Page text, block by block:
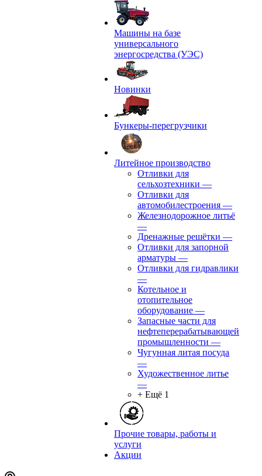
Машины на базе
универсального
энергосредства (УЭС)
Новинки
Бункеры-перегрузчики
Литейное производство
Отливки для
сельхозтехники —
Отливки для
автомобилестроения —
Железнодорожное литьё
—
Дренажные решётки —
Отливки для запорной
арматуры —
Отливки для гидравлики
—
Котельное и
отопительное
оборудование —
Запасные части для
нефтеперерабатывающей
промышленности —
Чугунная литая посуда
—
Художественное литье
—
+ Ещё 1
Прочие товары, работы и
услуги
Акции